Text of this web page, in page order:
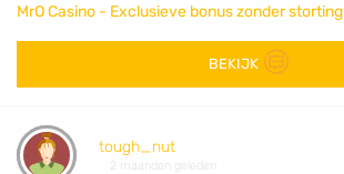
MrO Casino - Exclusieve bonus zonder storting
BEKIJK
tough_nut
2 maanden geleden